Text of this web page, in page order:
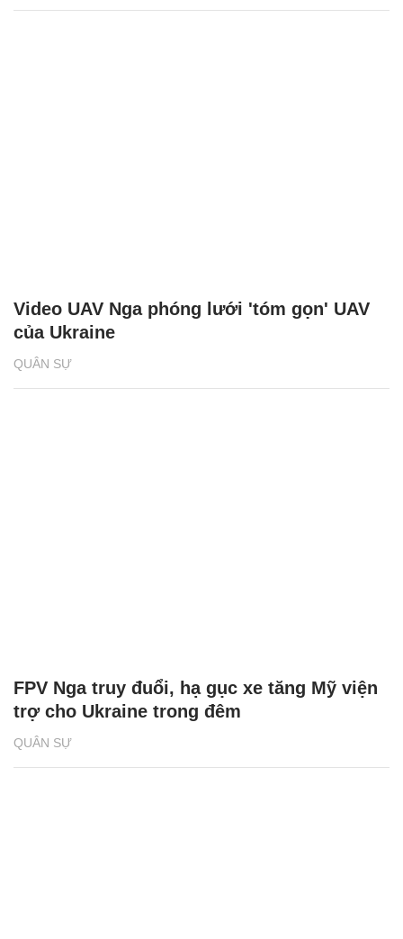
QUÂN SỰ
Video UAV Nga phóng lưới 'tóm gọn' UAV
của Ukraine
QUÂN SỰ
FPV Nga truy đuổi, hạ gục xe tăng Mỹ viện
trợ cho Ukraine trong đêm